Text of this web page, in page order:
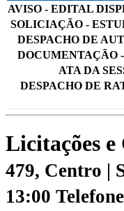
AVISO - EDITAL
SOLICIAÇÃO -
DESPACHO DE
DOCUMENTAÇÃO
ATA DA
DESPACHO DE
Licitações
479, Centro |
13:00